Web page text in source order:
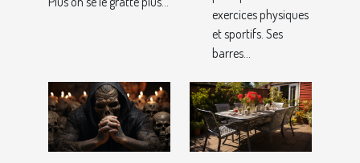
exercices physiques
et sportifs. Ses
barres...